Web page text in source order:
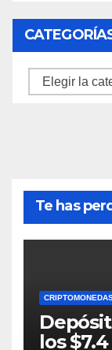
Categorías
Te has
los